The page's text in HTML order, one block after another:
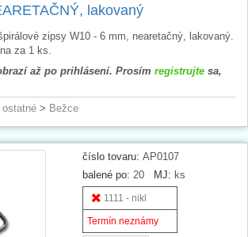
lakovaný
zipsy W10 - 6 mm, nearetačný, lakovaný.
za 1 ks.
až po prihlásení. Prosím registrujte sa,
> Bežce
číslo tovaru: AP0107
balené po: 20 MJ: ks
1111 - nikl
Termín neznámy